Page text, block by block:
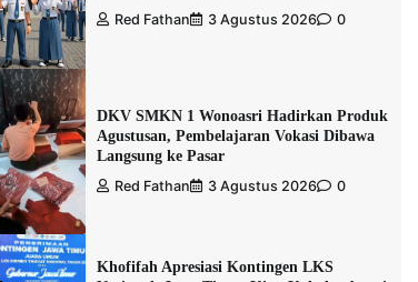
Red Fathan 3 Agustus 2026 0
DKV SMKN 1 Wonoasri Hadirkan Produk
Agustusan, Pembelajaran Vokasi Dibawa
Langsung ke Pasar
Red Fathan 3 Agustus 2026 0
Khofifah Apresiasi Kontingen LKS